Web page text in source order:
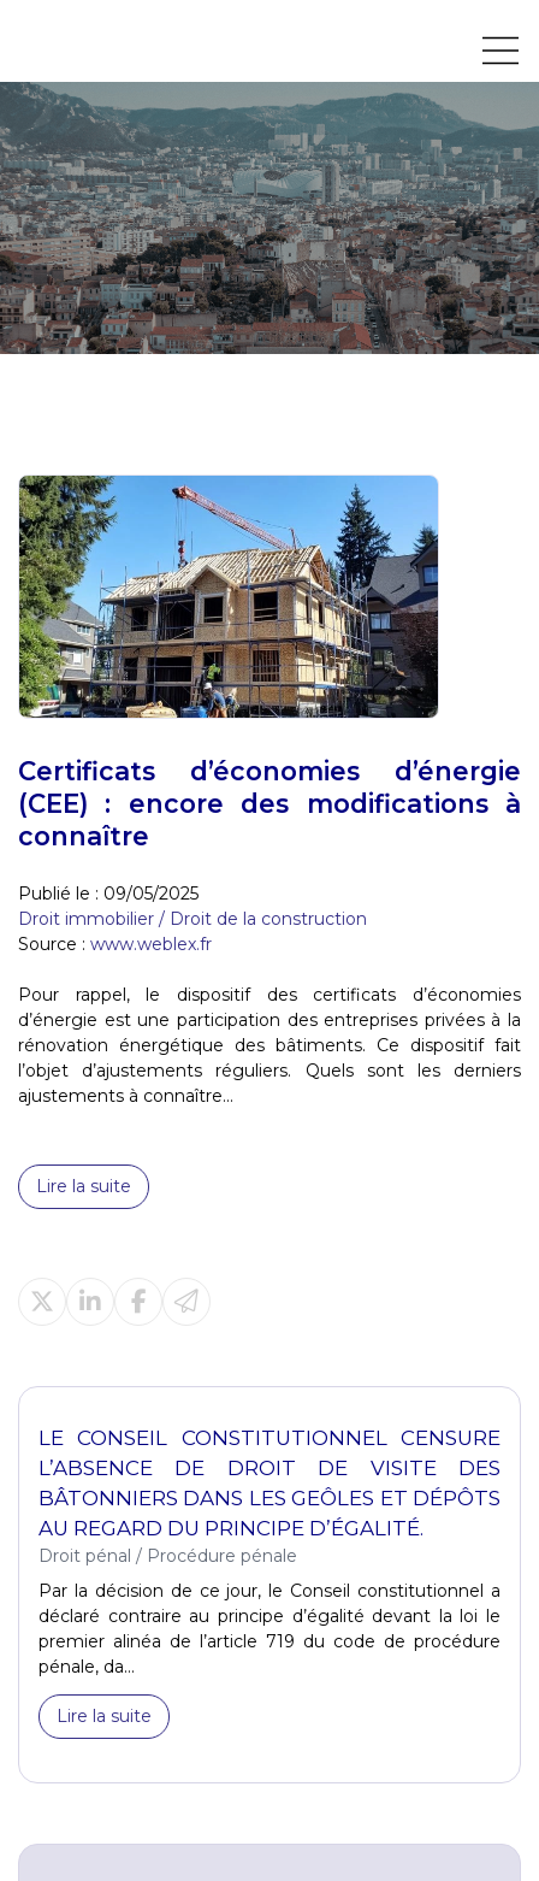
Certificats d’économies d’énergie
(CEE) : encore des modifications à
connaître
Publié le : 09/05/2025
Droit immobilier / Droit de la construction
Source : www.weblex.fr
Pour rappel, le dispositif des certificats d’économies
d’énergie est une participation des entreprises privées à la
rénovation énergétique des bâtiments. Ce dispositif fait
l’objet d’ajustements réguliers. Quels sont les derniers
ajustements à connaître...
Lire la suite
LE CONSEIL CONSTITUTIONNEL CENSURE
L’ABSENCE DE DROIT DE VISITE DES
BÂTONNIERS DANS LES GEÔLES ET DÉPÔTS
AU REGARD DU PRINCIPE D’ÉGALITÉ.
Droit pénal / Procédure pénale
Par la décision de ce jour, le Conseil constitutionnel a
déclaré contraire au principe d’égalité devant la loi le
premier alinéa de l’article 719 du code de procédure
pénale, da...
Lire la suite